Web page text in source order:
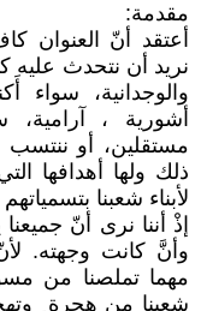
مقدمة:
أعتقد أنّ العنوان
نريد أن نتحدث عليه
والوجدانية، سواء
أشورية ، آرامية،
مستقلين، أو ننتسب
ذلك ولها أهدافها
لأبناء شعبنا
إذْ أننا نرى أنّ
وأنَّ كانت وجهته. لأنّ
مهما تملصنا من
شعبنا من هجرة